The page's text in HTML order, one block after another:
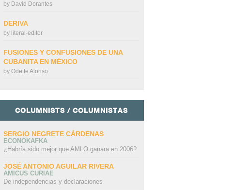
by David Dorantes
DERIVA
by literal-editor
FUSIONES Y CONFUSIONES DE UNA
CUBANITA EN MÉXICO
by Odette Alonso
COLUMNISTS / COLUMNISTAS
SERGIO NEGRETE CÁRDENAS
ECONOKAFKA
¿Habría sido mejor que AMLO ganara en 2006?
JOSÉ ANTONIO AGUILAR RIVERA
AMICUS CURIAE
De independencias y declaraciones